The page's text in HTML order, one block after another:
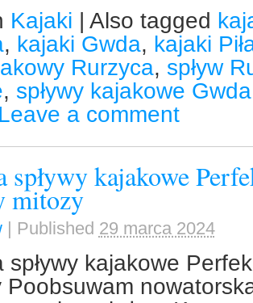
Kajaki Also tagged
, kajaki Gwda, kajaki
Rurzyca, spływ
, spływy kajakowe Gwda
Leave a comment
spływy kajakowe
mitozy
| Published 29 marca 2024
spływy kajakowe
Poobsuwam